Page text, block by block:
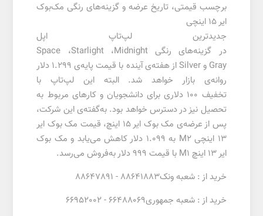
برچسب قیمتی، تاریخ عرضه و گزینه‌های رنگی مک‌بوک
ایر 15 اینچی
جدیدترین لپ‌تاپ اپل
در گزینه‌هایرنگیMidnight،Starlight، Space
Gray وSilver
از هفته‌ی آینده با قیمت پایه‌ی 1.299 دلار
روانه‌ی بازار خواهد شد.البته این لپ‌تاپ با
تخفیف 100 دلاری برای دانشجویان و کارهای مربوط به
تحصیل نیز در دسترس خواهد بود. به‌گفته‌ی این شرکت،
پس از عرضه‌ی مک بوک ایر 15 اینچ، قیمت مک بوک ایر
13 اینچی
M2
به 1.099 دلار کاهش می‌یابد و مک بوک
ایر 13 اینچ
M1با قیمت 999 دلار به‌فروش می‌رسد
.
خرید از : شعبه ونک88641883 - 88647891
خرید از : شعبه جمهوری66488069 - 66952002